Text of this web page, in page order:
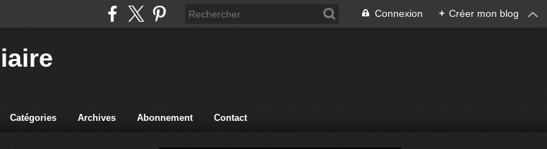
Connexion + Créer mon blog
Catégories Archives Abonnement Contact